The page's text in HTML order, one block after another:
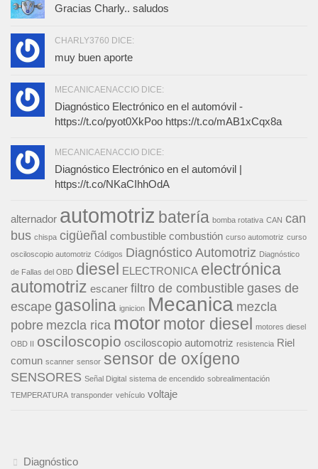
Gracias Charly.. saludos
CHARLY3760 DICE:
muy buen aporte
MECANICAENACCIO DICE:
Diagnóstico Electrónico en el automóvil -
https://t.co/pyot0XkPoo https://t.co/mAB1xCqx8a
MECANICAENACCIO DICE:
Diagnóstico Electrónico en el automóvil |
https://t.co/NKaCIhhOdA
alternador automotriz batería bomba rotativa CAN can
bus chispa cigüeñal combustible combustión curso automotriz curso
osciloscopio automotriz Códigos Diagnóstico Automotriz Diagnóstico
de Fallas del OBD diesel ELECTRONICA electrónica
automotriz escaner filtro de combustible gases de
escape gasolina ignicion Mecanica mezcla
pobre mezcla rica motormotor diesel
motores diesel
OBD II osciloscopio osciloscopio automotriz resistencia Riel
comun scanner sensor sensor de oxígeno
SENSORES Señal Digital sistema de encendido sobrealimentación
TEMPERATURA transponder vehículo voltaje
Diagnóstico